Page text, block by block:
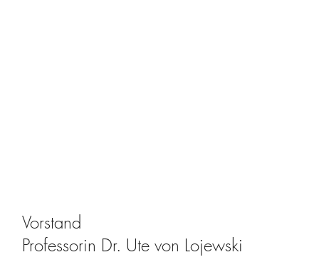
Vorstand
Professorin Dr. Ute von Lojewski